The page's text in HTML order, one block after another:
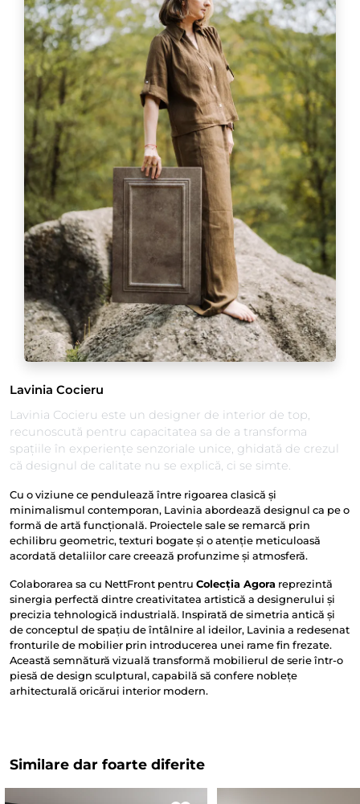
Lavinia Cocieru
Lavinia Cocieru este un designer de interior de top,
recunoscută pentru capacitatea sa de a transforma
spațiile în experiențe senzoriale unice, ghidată de crezul
că designul de calitate nu se explică, ci se simte.
Cu o viziune ce pendulează între rigoarea clasică și
minimalismul contemporan, Lavinia abordează designul ca pe o
formă de artă funcțională. Proiectele sale se remarcă prin
echilibru geometric, texturi bogate și o atenție meticuloasă
acordată detaliilor care creează profunzime și atmosferă.
Colaborarea sa cu NettFront pentru Colecția Agora reprezintă
sinergia perfectă dintre creativitatea artistică a designerului și
precizia tehnologică industrială. Inspirată de simetria antică și
de conceptul de spațiu de întâlnire al ideilor, Lavinia a redesenat
fronturile de mobilier prin introducerea unei rame fin frezate.
Această semnătură vizuală transformă mobilierul de serie într-o
piesă de design sculptural, capabilă să confere noblețe
arhitecturală oricărui interior modern.
Similare dar foarte diferite